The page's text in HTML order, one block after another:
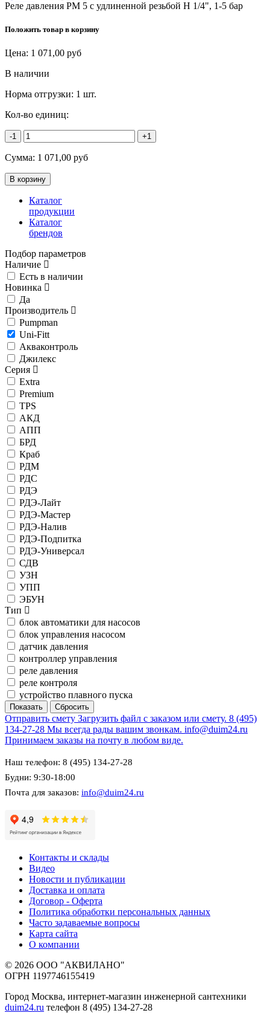
Реле давления PM 5 с удлиненной резьбой Н 1/4", 1-5 бар
Положить товар в корзину
Цена: 1 071,00 руб
В наличии
Норма отгрузки: 1 шт.
Кол-во единиц:
-1 +1
Сумма: 1 071,00 руб
Каталог
продукции
Каталог
брендов
Подбор параметров
Наличие
Есть в наличии
Новинка
Да
Производитель
Pumpman
Uni-Fitt
Акваконтроль
Джилекс
Серия
Extra
Premium
TPS
АКД
АПП
БРД
Краб
РДМ
РДС
РДЭ
РДЭ-Лайт
РДЭ-Мастер
РДЭ-Налив
РДЭ-Подпитка
РДЭ-Универсал
СДВ
УЗН
УПП
ЭБУН
Тип
блок автоматики для насосов
блок управления насосом
датчик давления
контроллер управления
реле давления
реле контроля
устройство плавного пуска
Отправить смету Загрузить файл с заказом или смету. 8 (495)
134-27-28 Мы всегда рады вашим звонкам. info@duim24.ru
Принимаем заказы на почту в любом виде.
Наш телефон: 8 (495) 134-27-28
Будни: 9:30-18:00
Почта для заказов: info@duim24.ru
Контакты и склады
Видео
Новости и публикации
Доставка и оплата
Договор - Оферта
Политика обработки персональных данных
Часто задаваемые вопросы
Карта сайта
О компании
© 2026 ООО "АКВИЛАНО"
ОГРН 1197746155419
Город Москва, интернет-магазин инженерной сантехники
duim24.ru телефон 8 (495) 134-27-28